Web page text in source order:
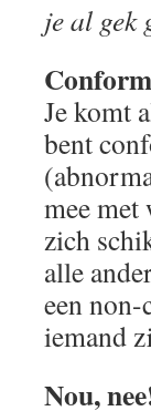
je al gek
Je komt
bent
mee met
zich
alle
een
iemand
Nou,